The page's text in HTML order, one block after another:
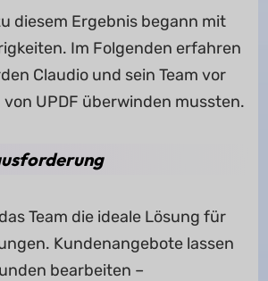
diesem Ergebnis begann mit
Im Folgenden erfahren
Claudio und sein Team vor
UPDF überwinden mussten.
Team die ideale Lösung für
Kundenangebote lassen
bearbeiten –